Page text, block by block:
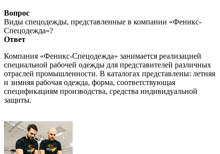
Вопрос
Виды спецодежды, представленные в компании «Феникс-
Спецодежда»?
Ответ
Компания «Феникс-Спецодежда» занимается реализацией
специальной рабочей одежды для представителей различных
отраслей промышленности. В каталогах представлены: летняя
и зимняя рабочая одежда, форма, соответствующая
спецификациям производства, средства индивидуальной
защиты.